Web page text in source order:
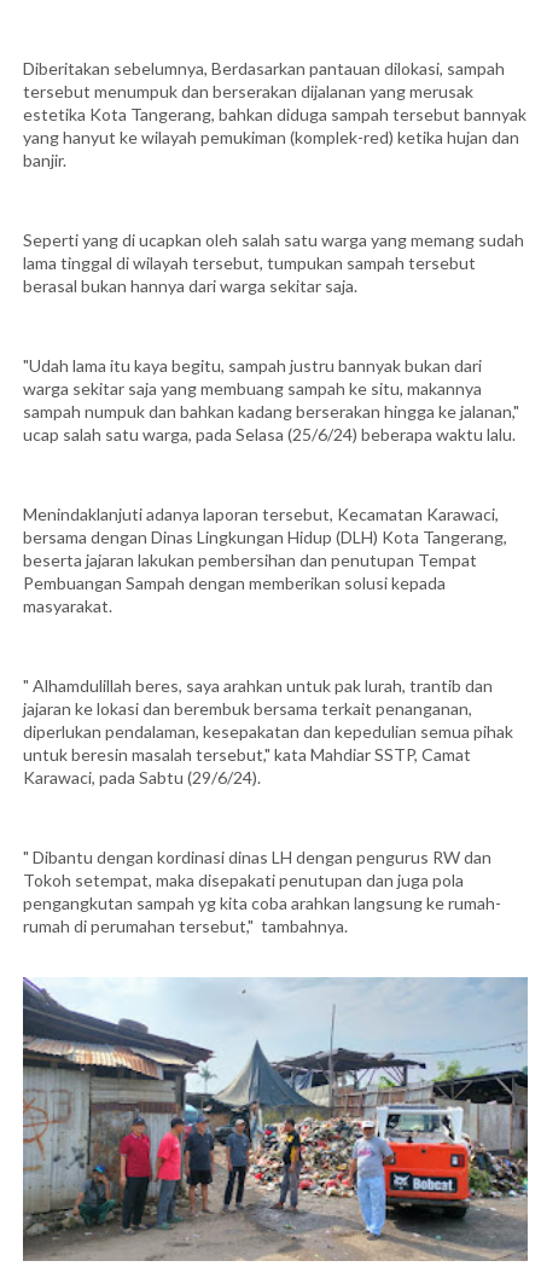
Diberitakan sebelumnya, Berdasarkan pantauan dilokasi, sampah
tersebut menumpuk dan berserakan dijalanan yang merusak
estetika Kota Tangerang, bahkan diduga sampah tersebut bannyak
yang hanyut ke wilayah pemukiman (komplek-red) ketika hujan dan
banjir.
Seperti yang di ucapkan oleh salah satu warga yang memang sudah
lama tinggal di wilayah tersebut, tumpukan sampah tersebut
berasal bukan hannya dari warga sekitar saja.
"Udah lama itu kaya begitu, sampah justru bannyak bukan dari
warga sekitar saja yang membuang sampah ke situ, makannya
sampah numpuk dan bahkan kadang berserakan hingga ke jalanan,"
ucap salah satu warga, pada Selasa (25/6/24) beberapa waktu lalu.
Menindaklanjuti adanya laporan tersebut, Kecamatan Karawaci,
bersama dengan Dinas Lingkungan Hidup (DLH) Kota Tangerang,
beserta jajaran lakukan pembersihan dan penutupan Tempat
Pembuangan Sampah dengan memberikan solusi kepada
masyarakat.
" Alhamdulillah beres, saya arahkan untuk pak lurah, trantib dan
jajaran ke lokasi dan berembuk bersama terkait penanganan,
diperlukan pendalaman, kesepakatan dan kepedulian semua pihak
untuk beresin masalah tersebut," kata Mahdiar SSTP, Camat
Karawaci, pada Sabtu (29/6/24).
" Dibantu dengan kordinasi dinas LH dengan pengurus RW dan
Tokoh setempat, maka disepakati penutupan dan juga pola
pengangkutan sampah yg kita coba arahkan langsung ke rumah-
rumah di perumahan tersebut," tambahnya.